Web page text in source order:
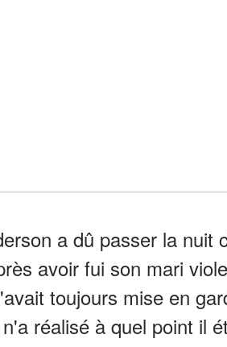
a dû passer la nuit
avoir fui son mari
toujours mise en
réalisé à quel point il